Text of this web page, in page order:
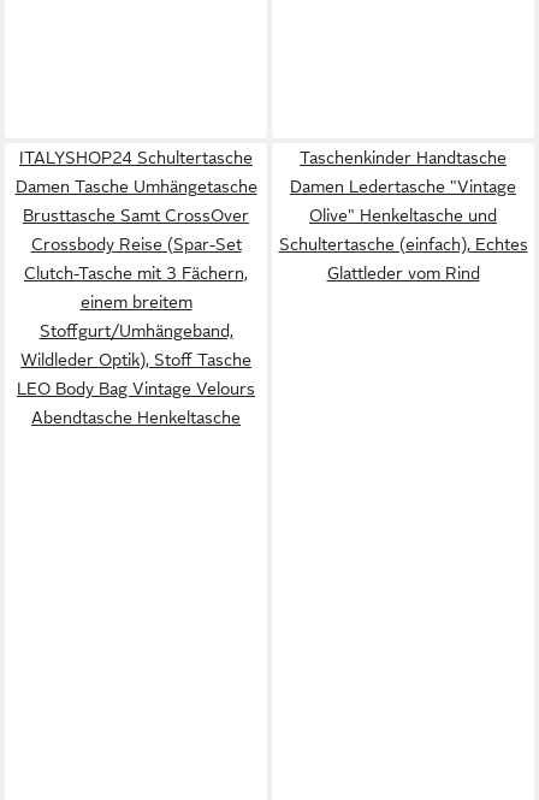
ITALYSHOP24 Schultertasche
Damen Tasche Umhängetasche
Brusttasche Samt CrossOver
Crossbody Reise (Spar-Set
Clutch-Tasche mit 3 Fächern,
einem breitem
Stoffgurt/Umhängeband,
Wildleder Optik), Stoff Tasche
LEO Body Bag Vintage Velours
Abendtasche Henkeltasche
Taschenkinder Handtasche
Damen Ledertasche "Vintage
Olive" Henkeltasche und
Schultertasche (einfach), Echtes
Glattleder vom Rind